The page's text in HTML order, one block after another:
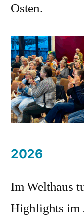
Osten.
2026
Im Welthaus
Highlights im